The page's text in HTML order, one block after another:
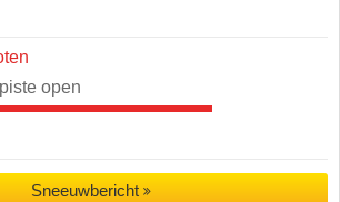
open
Sneeuwbericht